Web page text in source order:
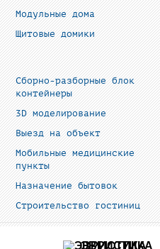
Модульные дома
Щитовые домики
Сборно-разборные блок
контейнеры
3D моделирование
Выезд на объект
Мобильные медицинские
пункты
Назначение бытовок
Строительство гостиниц
ЭВРИСТИКА